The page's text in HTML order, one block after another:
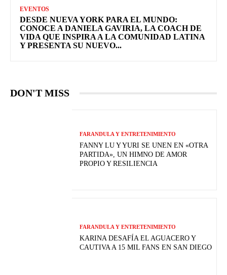
EVENTOS
DESDE NUEVA YORK PARA EL MUNDO:
CONOCE A DANIELA GAVIRIA, LA COACH DE
VIDA QUE INSPIRA A LA COMUNIDAD LATINA
Y PRESENTA SU NUEVO...
DON'T MISS
FARANDULA Y ENTRETENIMIENTO
FANNY LU Y YURI SE UNEN EN «OTRA
PARTIDA», UN HIMNO DE AMOR
PROPIO Y RESILIENCIA
FARANDULA Y ENTRETENIMIENTO
KARINA DESAFÍA EL AGUACERO Y
CAUTIVA A 15 MIL FANS EN SAN DIEGO